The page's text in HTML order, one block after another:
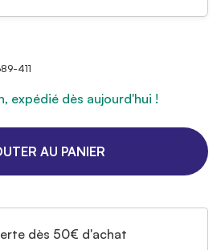
411
expédié dès aujourd'hui !
AU PANIER
dès 50€ d'achat